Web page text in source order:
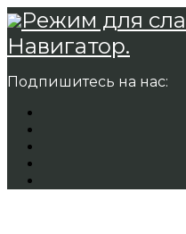
Режим для
Навигатор.
Подпишитесь на нас: